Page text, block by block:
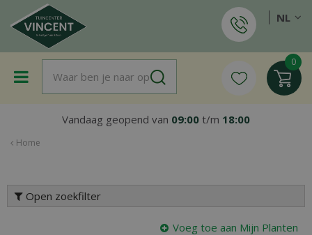
a
Home
Vandaag geopend van 09:00 t/m 18:00
NL
Open zoekfilter
Voeg toe aan Mijn Planten